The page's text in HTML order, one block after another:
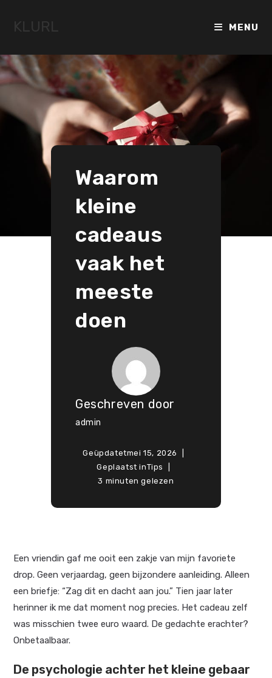
KLURL MENU
Waarom
kleine
cadeaus
vaak het
meeste
doen
Geschreven door
admin
Geüpdatetmei 15, 2026
Geplaatst inTips
3 minuten gelezen
Een vriendin gaf me ooit een zakje van mijn favoriete
drop. Geen verjaardag, geen bijzondere aanleiding. Alleen
een briefje: “Zag dit en dacht aan jou.” Tien jaar later
herinner ik me dat moment nog precies. Het cadeau zelf
was misschien twee euro waard. De gedachte erachter?
Onbetaalbaar.
De psychologie achter het kleine gebaar